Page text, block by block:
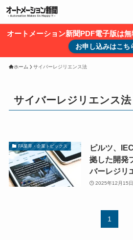
オートメーション新聞PDF電子版は
お申し込みはこち
ホーム サイバーレジリエンス法
サイバーレジリエンス法
FA業界・企業トピックス
ピルツ、
拠した開発
バーレジリ
2025年12月15日
1